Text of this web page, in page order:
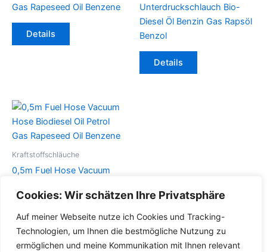
Cookies: Wir schätzen Ihre Privatsphäre
Auf meiner Webseite nutze ich Cookies und Tracking-
Technologien, um Ihnen die bestmögliche Nutzung zu
ermöglichen und meine Kommunikation mit Ihnen relevant
Gas Rapeseed Oil Benzene
Details
Dieses
Die
Optionen
können
auf
der
gewählt
werden
Unterdruckschlauch Bio-
Diesel Öl Benzin Gas Rapsöl
Benzol
Details
Dieses
der
Produktseite
gewählt
werden
Kraftstoffschläuche
0,5m Fuel Hose Vacuum
Gas Rapeseed Oil Benzene
Details
Dieses
Produkt
weist